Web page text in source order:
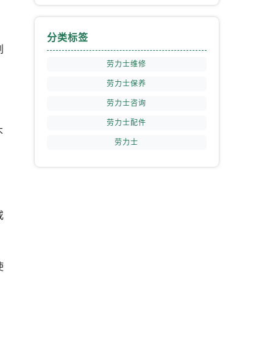
分类标签
劳力士维修
劳力士保养
劳力士咨询
劳力士配件
劳力士